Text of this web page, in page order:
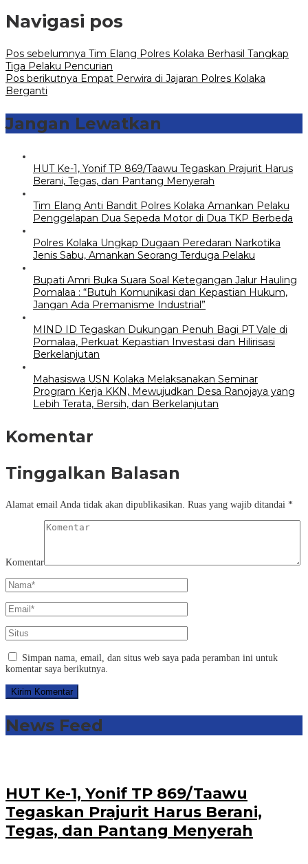
Navigasi pos
Pos sebelumnya Tim Elang Polres Kolaka Berhasil Tangkap
Tiga Pelaku Pencurian
Pos berikutnya Empat Perwira di Jajaran Polres Kolaka
Berganti
Jangan Lewatkan
HUT Ke-1, Yonif TP 869/Taawu Tegaskan Prajurit Harus
Berani, Tegas, dan Pantang Menyerah
Tim Elang Anti Bandit Polres Kolaka Amankan Pelaku
Penggelapan Dua Sepeda Motor di Dua TKP Berbeda
Polres Kolaka Ungkap Dugaan Peredaran Narkotika
Jenis Sabu, Amankan Seorang Terduga Pelaku
Bupati Amri Buka Suara Soal Ketegangan Jalur Hauling
Pomalaa : “Butuh Komunikasi dan Kepastian Hukum,
Jangan Ada Premanisme Industrial”
MIND ID Tegaskan Dukungan Penuh Bagi PT Vale di
Pomalaa, Perkuat Kepastian Investasi dan Hilirisasi
Berkelanjutan
Mahasiswa USN Kolaka Melaksanakan Seminar
Program Kerja KKN, Mewujudkan Desa Ranojaya yang
Lebih Terata, Bersih, dan Berkelanjutan
Komentar
Tinggalkan Balasan
Alamat email Anda tidak akan dipublikasikan. Ruas yang wajib ditandai *
Komentar
Simpan nama, email, dan situs web saya pada peramban ini untuk
komentar saya berikutnya.
News Feed
HUT Ke-1, Yonif TP 869/Taawu
Tegaskan Prajurit Harus Berani,
Tegas, dan Pantang Menyerah